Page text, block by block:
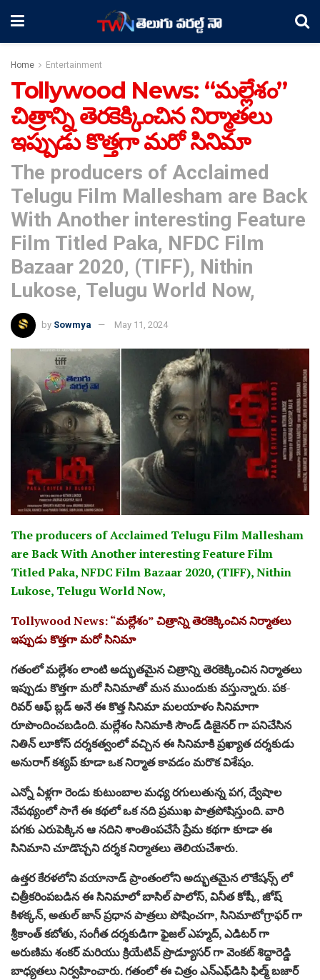
Home Entertainment
Tollywood News: “మల్లేశం”
చిత్రాన్ని తెరకెక్కించిన నిర్మాతలు
ఇప్పుడు కొత్తగా మరో సినిమా
The producers of Acclaimed
Telugu Film Mallesham are Back
With Another interesting Feature
Film Titled Paka, NFDC Film
Bazaar 2020, (TIFF), Nithin
Lukose, Telugu World Now,
by Sowmya May 11, 2024
The producers of Acclaimed Telugu Film Mallesham
are Back With Another interesting Feature Film
Titled Paka, NFDC Film Bazaar 2020, (TIFF), Nithin
Lukose, Telugu World Now,
Tollywood News: “మల్లేశం” చిత్రాన్ని తెరకెక్కించిన నిర్మాతలు
ఇప్పుడు కొత్తగా మరో సినిమా
గతంలో మల్లేశం లాంటి అద్భుతమైన చిత్రాన్ని తెరకెక్కించిన నిర్మాతలు
ఇప్పుడు కొత్తగా మరో సినిమాతో మన ముందుకు వస్తున్నారు. పక-
రివర్ ఆఫ్ బ్లడ్ అనే ఈ కొత్త సినిమా మలయాళం సినిమాగా
రూపొందించబడింది. మల్లేశం సినిమాకి సౌండ్ డిజైనర్ గా పనిచేసిన
నితిన్ లూకోస్ దర్శకత్వంలో వచ్చిన ఈ సినిమాకి ప్రఖ్యాత దర్శకుడు
అనురాగ్ కశ్యప్ కూడా ఒక నిర్మాత కావడం మరొక విశేషం.
ఎన్నో ఏళ్లగా రెండు కుటుంబాల మధ్య రగులుతున్న పగ, ద్వేషాల
నేపథ్యంలో సాగే ఈ కథలో ఒక నది ప్రముఖ పాత్రపోషిస్తుంది. వారి
పగకు ఎరుపెక్కిన ఆ నదిని శాంతింపచేసే ప్రేమ కథగా కూడా ఈ
సినిమాని చూడొచ్చని దర్శక నిర్మాతలు తెలియచేశారు.
ఉత్తర కేరళలోని వయానాడ్ ప్రాంతంలోని అద్భుతమైన లొకేషన్స్ లో
చిత్రీకరింపబడిన ఈ సినిమాలో బాసిల్ పాలోస్, వినీత కోషీ., జోష్
కిళక్కన్, అతుల్ జాన్ ప్రధాన పాత్రలు పోషించగా, సినిమాటోగ్రాఫర్ గా
శ్రీకాంత్ కబోతు, సంగీత దర్శకుడిగా ఫైజల్ ఎహ్మద్, ఎడిటర్ గా
అరుణిమ శంకర్ మరియు క్రియేటివ్ ప్రొడ్యూసర్ గా వెంకట్ శిద్దారెడ్డి
బాధ్యతలు నిర్వహించారు. గతంలో ఈ చిత్రం ఎన్‌ఎఫ్‌డిసి ఫిల్మ్ బజార్